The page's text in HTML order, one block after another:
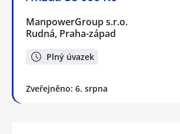
ManpowerGroup s.r.o.
Rudná, Praha-západ
Plný úvazek
Zveřejněno: 6. srpna